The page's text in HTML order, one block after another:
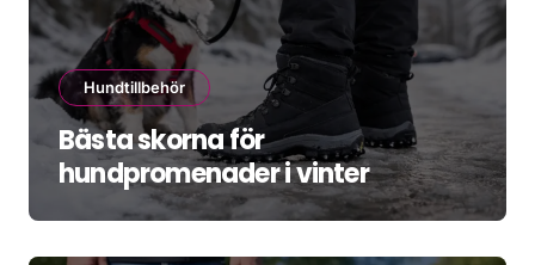
Hundtillbehör
Bästa skorna för
hundpromenader i vinter